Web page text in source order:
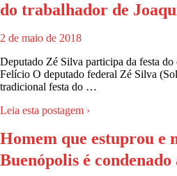
do trabalhador de
2 de maio de 2018
Deputado Zé Silva participa da festa
Felício O deputado federal Zé Silva
tradicional festa do …
Leia esta postagem ›
Homem que estuprou e
Buenópolis é condenado